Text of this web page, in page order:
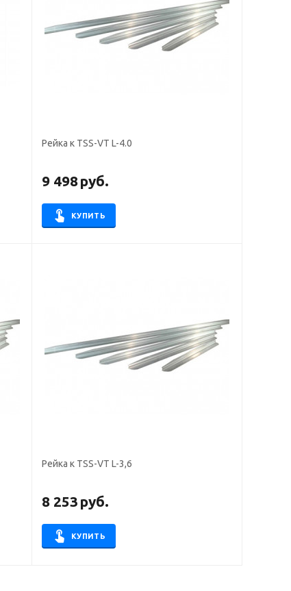
Рейка к TSS-VT L-4.0
9 498руб.
КУПИТЬ
Рейка к TSS-VT L-3,6
8 253 руб.
КУПИТЬ